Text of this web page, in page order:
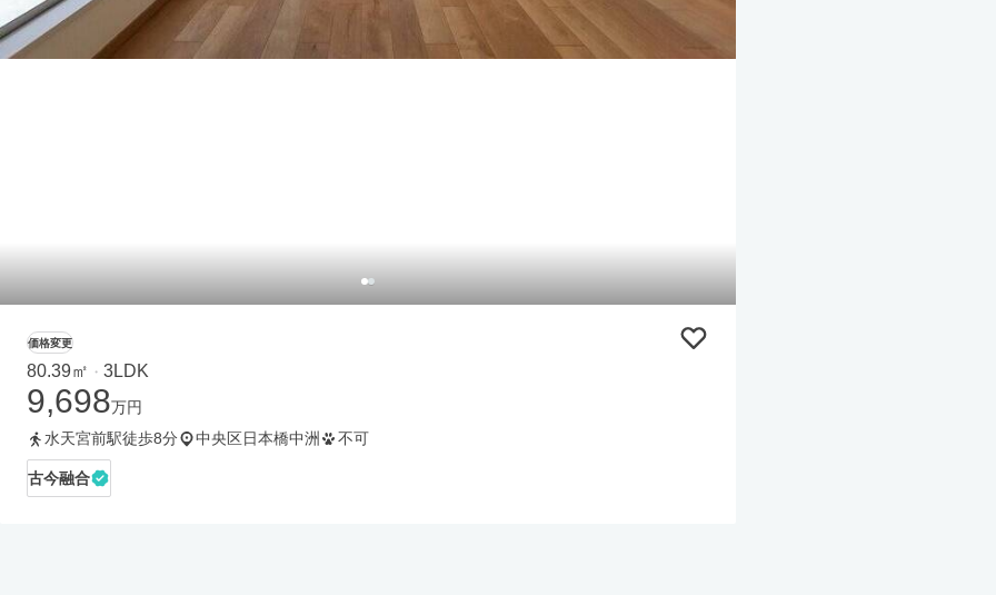
価格変更
80.39㎡ ・ 3LDK
9,698万円
水天宮前駅徒歩8分
中央区日本橋中洲 不可
古今融合